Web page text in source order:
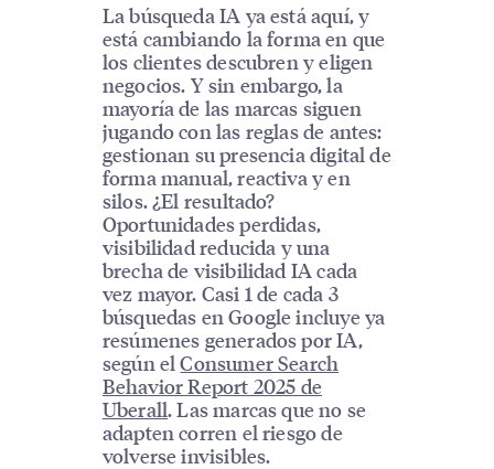
La búsqueda IA ya está aquí, y
está cambiando la forma en que
los clientes descubren y eligen
negocios. Y sin embargo, la
mayoría de las marcas siguen
jugando con las reglas de antes:
gestionan su presencia digital de
forma manual, reactiva y en
silos. ¿El resultado?
Oportunidades perdidas,
visibilidad reducida y una
brecha de visibilidad IA cada
vez mayor. Casi 1 de cada 3
búsquedas en Google incluye ya
resúmenes generados por IA,
según elConsumer Search
Behavior Report 2025 de
Uberall. Las marcas que no se
adapten corren el riesgo de
volverse invisibles.